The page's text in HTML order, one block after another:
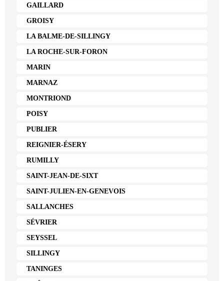
GAILLARD
GROISY
LA BALME-DE-SILLINGY
LA ROCHE-SUR-FORON
MARIN
MARNAZ
MONTRIOND
POISY
PUBLIER
REIGNIER-ÉSERY
RUMILLY
SAINT-JEAN-DE-SIXT
SAINT-JULIEN-EN-GENEVOIS
SALLANCHES
SÉVRIER
SEYSSEL
SILLINGY
TANINGES